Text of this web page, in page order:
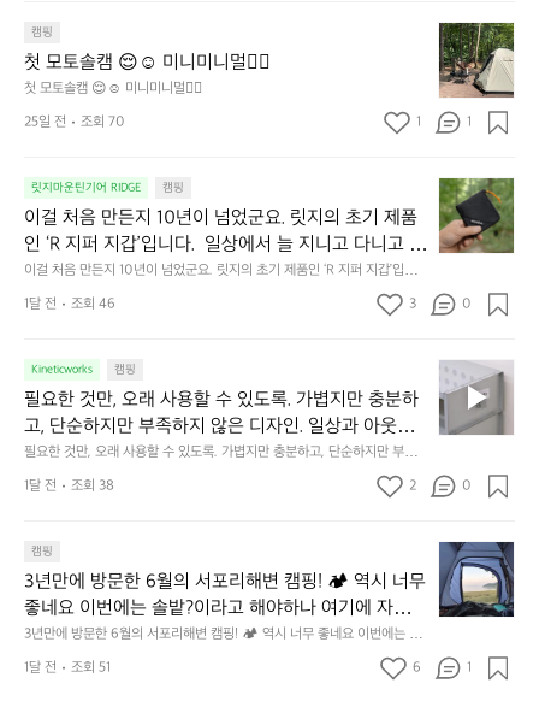
줍니다.  이 슬립 웜을 쓰는 것만으로 그곳은 나만의 밤
이 됩니다.  안녕히 주무세요.
밤이 됩니다.  안녕히 주무세요.
도
자
연
속
에
의
휴
식
에
도
이
중
인
차
안
서
도
구
나
잠
에
기
까
캠핑
첫 모토솔캠 😌☺️ 미니미니멀👌🏼
첫 모토솔캠 😌☺️ 미니미니멀👌🏼
첫
모
토
솔
캠
☺️
미
니
미
멀
👌🏼
25일 전 조회 70 1 1
릿지마운틴기어 RIDGE 캠핑
이걸 처음 만든지 10년이 넘었군요. 릿지의 초기 제품
인 ‘R 지퍼 지갑’입니다.  일상에서 늘 지니고 다니고 싶
어지는 물건에는 크기, 무게, 형태, 색감 사이의 아주 미
묘한 밸런스가 존재합니다.  예를 들자면 일에 집중하
느라 책상 위 가장자리에 대충 걸쳐 놓아도 시야에 걸
는 균형감에서 출발했습니다.  그중에서도 슬림함에 철
저히 집착했습니다. 튼튼한 내구도와 넉넉한 수납력을
해치치 않는 선에서, 가장 가볍고 얇게 설계했습니다.
이 디자인과 사용감은, 꼭 직접 손으로 만져보며 경험
해 보시기를 바랍니다.
이걸 처음 만든지 10년이 넘었군요. 릿지의 초기 제품인 ‘R 지퍼 지갑’입니
다.  일상에서 늘 지니고 다니고 싶어지는 물건에는 크기, 무게, 형태, 색감
사이의 아주 미묘한 밸런스가 존재합니다.  예를 들자면 일에 집중하느라 책
철저히 집착했습니다. 튼튼한 내구도와 넉넉한 수납력을 해치치 않는 선에
서, 가장 가볍고 얇게 설계했습니다.  이 디자인과 사용감은, 꼭 직접 손으로
만져보며 경험해 보시기를 바랍니다.
이
걸
처
음
든
0
년
이
넘
군
지
의
초
기
품
1달 전 조회 46 3 0
Kineticworks 캠핑
필요한 것만, 오래 사용할 수 있도록. 가볍지만 충분하
고, 단순하지만 부족하지 않은 디자인. 일상과 아웃도
어의 경계를 자연스럽게 이어주는 RIDGE MOUNTAIN
GEAR. 키네틱웍스에서 만나보세요.
필요한 것만, 오래 사용할 수 있도록. 가볍지만 충분하고, 단순하지만 부족하
지 않은 디자인. 일상과 아웃도어의 경계를 자연스럽게 이어주는 RIDGE M
OUNTAIN GEAR. 키네틱웍스에서 만나보세요.
필
요
한
것
오
용
할
수
있
록.
1달 전 조회 38 2 0
캠핑
3년만에 방문한 6월의 서포리해변 캠핑! 🏕 역시 너무
좋네요 이번에는 솔밭?이라고 해야하나 여기에 자리를
잡았는데 정말 시원하고 경치도 좋네요  서해치고 물도
맑은편, 아이들도 놀기 좋고 1박 2일은 넘 짧게 느껴지
네요  .1박 1동 1만원 (수금은 7시쯤, 동네에서 관리) .수
3년만에 방문한 6월의 서포리해변 캠핑! 🏕 역시 너무 좋네요 이번에는 솔
밭?이라고 해야하나 여기에 자리를 잡았는데 정말 시원하고 경치도 좋네요
서해치고 물도 맑은편, 아이들도 놀기 좋고 1박 2일은 넘 짧게 느껴지네요  .
년
만
에
문
1달 전 조회 51 6 1